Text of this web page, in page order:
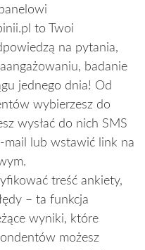
to Twoi
na pytania,
badanie
jednego dnia! Od
wybierzesz do
wysłać do nich SMS
mail lub wstawić link na
treść ankiety,
– ta funkcja
wyniki, które
możesz